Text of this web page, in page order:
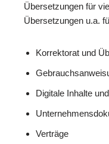
Übersetzungen für
Übersetzungen u.a.
Korrektorat und
Digitale Inhalte
Verträge